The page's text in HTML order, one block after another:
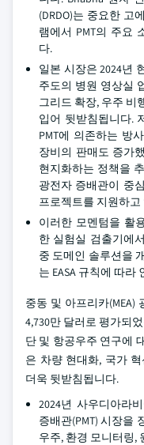
(DRDO)는 중요한 고
램에서 PMT의 주요
다.
일본 시장은 2024년
주도의 병원 영상실
그리드 확장, 우주 비
입어 뒷받침됩니다.
PMT에 의존하는 방
장비의 판매도 증가
현지화하는 정책을
광전자 증배관이 중
프로젝트를 지원하고
이러한 모멘텀을 활
한 실험실 검출기에
중 도메인 솔루션을
는 EASA 규칙에 따라
중동 및 아프리카(MEA)
4,730만 달러로 평가되
단 및 항공우주 연구에
은 차량 현대화, 국가
더욱 뒷받침됩니다.
2024년 사우디아라
증배관(PMT) 시장을
우주, 환경 모니터링,